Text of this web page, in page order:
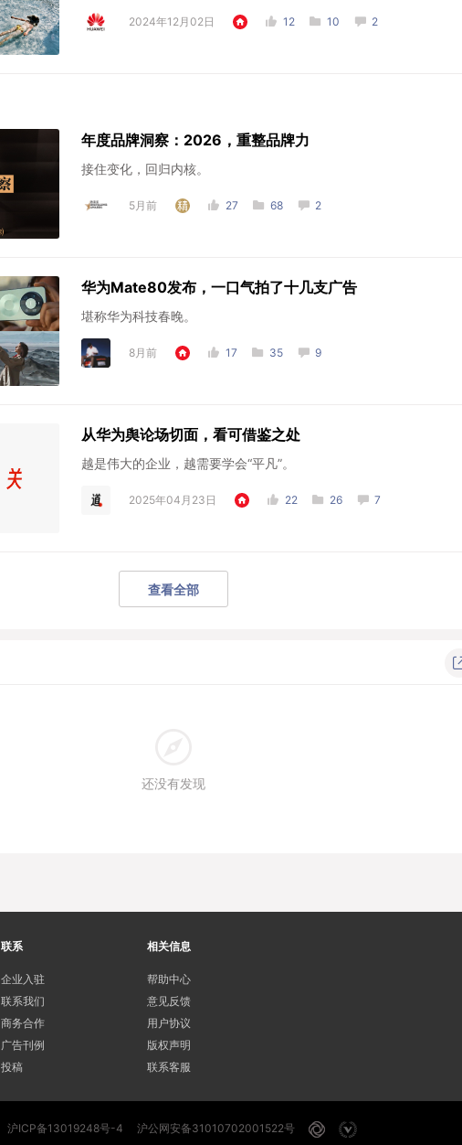
2024年12月02日 12 10 2
年度品牌洞察：2026，重整品牌力
接住变化，回归内核。
5月前 27 68 2
华为Mate80发布，一口气拍了十几支广告
堪称华为科技春晚。
8月前 17 35 9
从华为舆论场切面，看可借鉴之处
越是伟大的企业，越需要学会“平凡”。
2025年04月23日 22 26 7
查看全部
还没有发现
联系
企业入驻
联系我们
商务合作
广告刊例
投稿
相关信息
帮助中心
意见反馈
用户协议
版权声明
联系客服
沪ICP备13019248号-4 沪公网安备31010702001522号